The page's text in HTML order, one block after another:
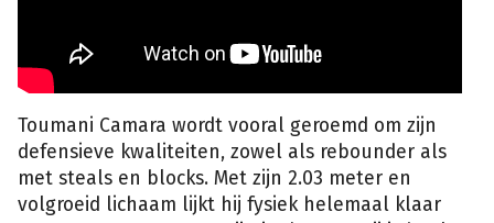
Toumani Camara wordt vooral geroemd om zijn
defensieve kwaliteiten, zowel als rebounder als
met steals en blocks. Met zijn 2.03 meter en
volgroeid lichaam lijkt hij fysiek helemaal klaar